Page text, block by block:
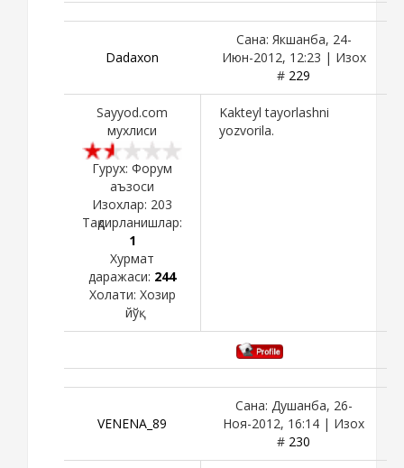
Dadaxon
Сана: Якшанба, 24-
Июн-2012, 12:23 | Изох
# 229
Sayyod.com
мухлиси
Гурух: Форум
аъзоси
Изохлар: 203
Тақдирланишлар:
1
Хурмат
даражаси: 244
Холати: Хозир
йўқ
Kakteyl tayorlashni
yozvorila.
VENENA_89
Сана: Душанба, 26-
Ноя-2012, 16:14 | Изох
# 230